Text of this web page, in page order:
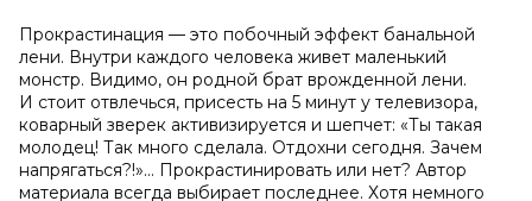
Прокрастинация — это побочный эффект банальной
лени. Внутри каждого человека живет маленький
монстр. Видимо, он родной брат врожденной лени.
И стоит отвлечься, присесть на 5 минут у телевизора,
коварный зверек активизируется и шепчет: «Ты такая
молодец! Так много сделала. Отдохни сегодня. Зачем
напрягаться?!»... Прокрастинировать или нет? Автор
материала всегда выбирает последнее. Хотя немного